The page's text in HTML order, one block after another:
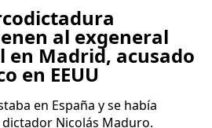
al exgeneral
en Madrid, acusado
en EEUU
en España y se había
Nicolás Maduro.